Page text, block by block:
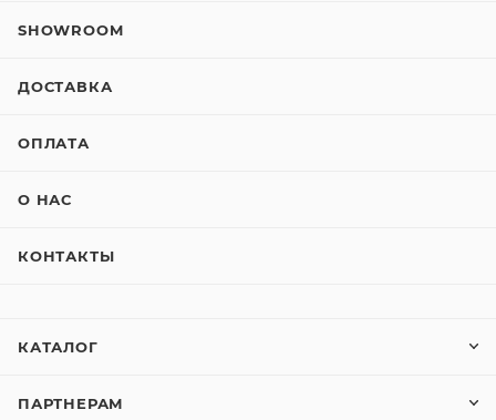
SHOWROOM
ДОСТАВКА
ОПЛАТА
О НАС
КОНТАКТЫ
КАТАЛОГ
ПАРТНЕРАМ